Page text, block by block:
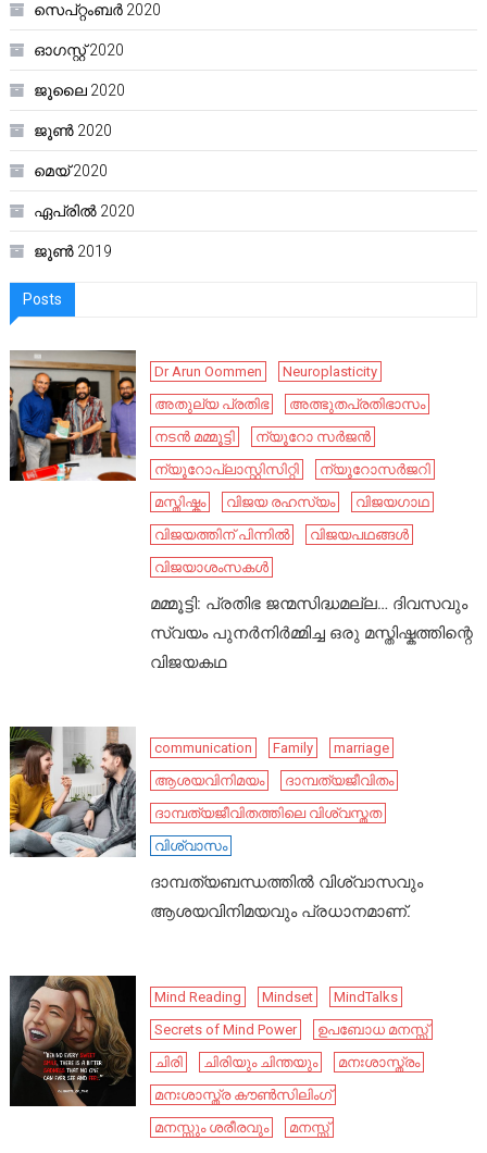
സെപ്റ്റംബർ 2020
ഓഗസ്റ്റ്‌ 2020
ജൂലൈ 2020
ജൂൺ 2020
മെയ്‌ 2020
ഏപ്രിൽ 2020
ജൂൺ 2019
Posts
Dr Arun Oommen
Neuroplasticity
അതുല്യ പ്രതിഭ
അത്ഭുതപ്രതിഭാസം
നടൻ മമ്മൂട്ടി
ന്യൂറോ സർജൻ
ന്യൂറോപ്ലാസ്റ്റിസിറ്റി
ന്യൂറോസർജറി
മസ്തിഷ്കം
വിജയ രഹസ്യം
വിജയഗാഥ
വിജയത്തിന് പിന്നിൽ
വിജയപഥങ്ങൾ
വിജയാശംസകൾ
മമ്മൂട്ടി: പ്രതിഭ ജന്മസിദ്ധമല്ല… ദിവസവും
സ്വയം പുനർനിർമ്മിച്ച ഒരു മസ്തിഷ്കത്തിന്റെ
വിജയകഥ
communication Family
marriage
ആശയവിനിമയം
ദാമ്പത്യജീവിതം
ദാമ്പത്യജീവിതത്തിലെ വിശ്വസ്തത
വിശ്വാസം
ദാമ്പത്യബന്ധത്തിൽ വിശ്വാസവും
ആശയവിനിമയവും പ്രധാനമാണ്.
Mind Reading Mindset
MindTalks
Secrets of Mind Power
ഉപബോധ മനസ്സ്
ചിരി
ചിരിയും ചിന്തയും
മനഃശാസ്ത്രം
മനഃശാസ്ത്ര കൗൺസിലിംഗ്
മനസ്സും ശരീരവും
മനസ്സ്